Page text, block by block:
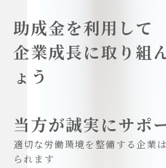
助成金を利用して
企業成長に取り組
ょう
当方が誠実にサポ
適切な労働環境を整備する企業
られます